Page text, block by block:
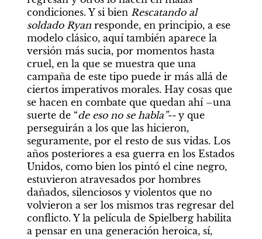
condiciones. Y si bien Rescatando al
soldado Ryan responde, en principio, a ese
modelo clásico, aquí también aparece la
versión más sucia, por momentos hasta
cruel, en la que se muestra que una
campaña de este tipo puede ir más allá de
ciertos imperativos morales. Hay cosas que
se hacen en combate que quedan ahí –una
suerte de “de eso no se habla”-- y que
perseguirán a los que las hicieron,
seguramente, por el resto de sus vidas. Los
años posteriores a esa guerra en los Estados
Unidos, como bien los pintó el cine negro,
estuvieron atravesados por hombres
dañados, silenciosos y violentos que no
volvieron a ser los mismos tras regresar del
conflicto. Y la película de Spielberg habilita
a pensar en una generación heroica, sí,